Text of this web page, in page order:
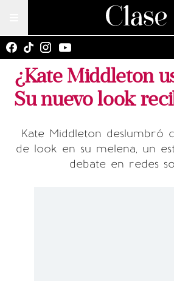
¿Kate Middleton
Su nuevo look
Kate Middleton deslumbró
de look en su melena, un
debate en redes